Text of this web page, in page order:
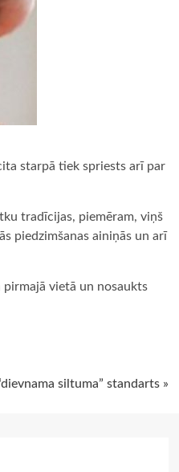
starpā tiek spriests arī par
tradīcijas, piemēram, viņš
piedzimšanas ainiņās un arī
pirmajā vietā un nosaukts
siltuma” standarts »